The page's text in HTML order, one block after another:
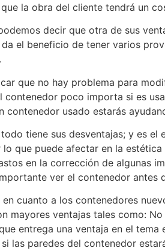
la obra del cliente tendrá un
decir que otra de sus
el beneficio de tener varios
que no hay problema para
contenedor poco importa si es
contenedor usado estarás
tiene sus desventajas; y es el
lo que puede afectar en la
en la corrección de algunas
ver el contenedor antes
en cuanto a los contenedores
mayores ventajas tales como:
entrega una ventaja en el
las paredes del contenedor